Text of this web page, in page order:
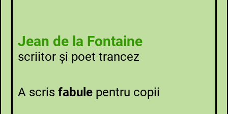
Jean de la Fontaine
scriitor şi poet trancez
A scris fabule pentru copii